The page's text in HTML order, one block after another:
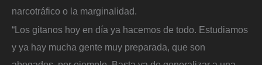
narcotráfico o la marginalidad.
“Los gitanos hoy en día ya hacemos de todo. Estudiamos
y ya hay mucha gente muy preparada, que son